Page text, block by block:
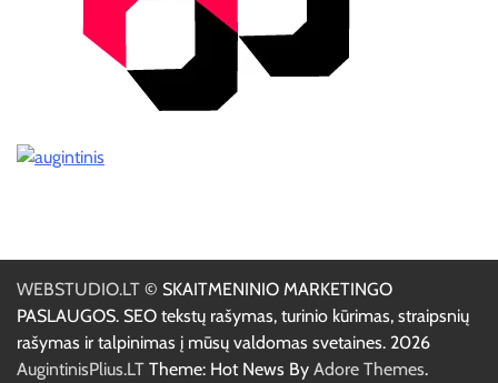
WEBSTUDIO.LT © SKAITMENINIO MARKETINGO
PASLAUGOS. SEO tekstų rašymas, turinio kūrimas, straipsnių
rašymas ir talpinimas į mūsų valdomas svetaines. 2026
AugintinisPlius.LT Theme: Hot News By Adore Themes.